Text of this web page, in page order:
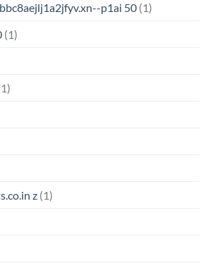
p1ai 50 (1)
(1)
z (1)